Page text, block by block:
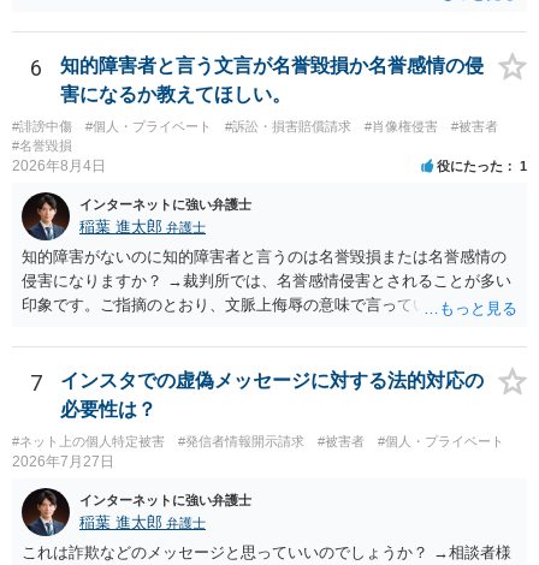
除等を求めることは避けたほうが良いかと思われます。
6
知的障害者と言う文言が名誉毀損か名誉感情の侵
害になるか教えてほしい。
#誹謗中傷 #個人・プライベート #訴訟・損害賠償請求 #肖像権侵害
#被害者
#名誉毀損
2026年8月4日 役にたった 1
インターネットに強い弁護士
稲葉 進太郎 弁護士
知的障害がないのに知的障害者と言うのは名誉毀損または名誉感情の
侵害になりますか？ →裁判所では、名誉感情侵害とされることが多い
印象です。ご指摘のとおり、文脈上侮辱の意味で言っている点も加味
7
インスタでの虚偽メッセージに対する法的対応の
必要性は？
#ネット上の個人特定被害 #発信者情報開示請求 #被害者 #個人・プライベート
2026年7月27日
インターネットに強い弁護士
稲葉 進太郎 弁護士
これは詐欺などのメッセージと思っていいのでしょうか？ →相談者様